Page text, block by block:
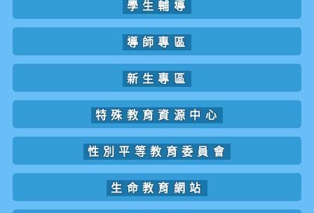
學生輔導
導師專區
新生專區
特殊教育資源中心
性別平等教育委員會
生命教育網站